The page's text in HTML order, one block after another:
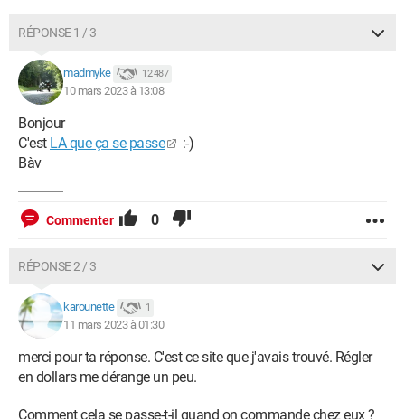
RÉPONSE 1 / 3
madmyke 12 487
10 mars 2023 à 13:08
Bonjour
C'est LA que ça se passe
:-)
Bàv
Commenter 0
RÉPONSE 2 / 3
karounette 1
11 mars 2023 à 01:30
merci pour ta réponse. C'est ce site que j'avais trouvé. Régler
en dollars me dérange un peu.
Comment cela se passe-t-il quand on commande chez eux ?